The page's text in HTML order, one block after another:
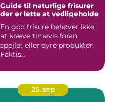
Guide til naturlige frisurer
der er lette at vedligeholde
En god frisure behøver ikke
at kræve timevis foran
spejlet eller dyre produkter.
Faktis...
25. sep